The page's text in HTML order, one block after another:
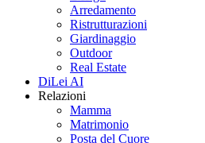
Arredamento
Ristrutturazioni
Giardinaggio
Outdoor
Real Estate
DiLei AI
Relazioni
Mamma
Matrimonio
Posta del Cuore